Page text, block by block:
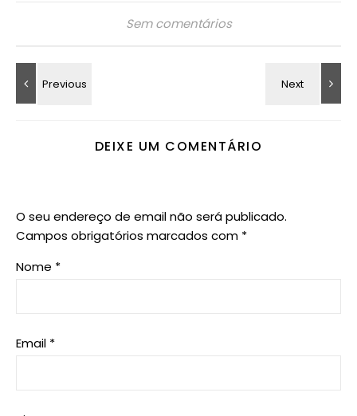
Sem comentários
DEIXE UM COMENTÁRIO
O seu endereço de email não será publicado.
Campos obrigatórios marcados com *
Nome *
Email *